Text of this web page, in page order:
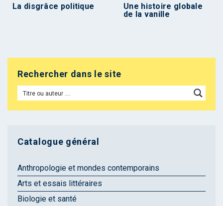
La disgrâce politique
Une histoire globale
de la vanille
Rechercher dans le site
Catalogue général
Anthropologie et mondes contemporains
Arts et essais littéraires
Biologie et santé